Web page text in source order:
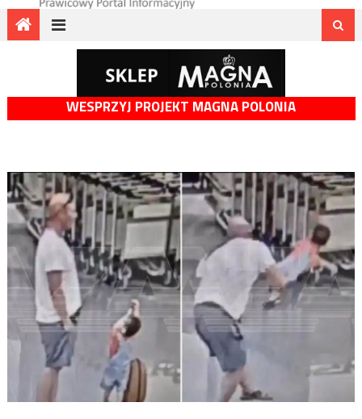
WESPRZYJ PROJEKT MAGNA POLONIA